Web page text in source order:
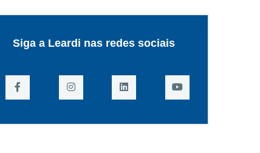
Siga a Leardi nas redes sociais